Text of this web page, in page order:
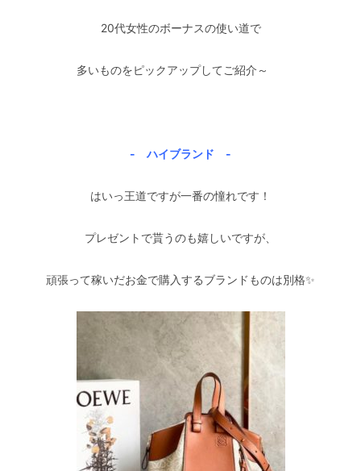
20代女性のボーナスの使い道で
多いものをピックアップしてご紹介～
- ハイブランド -
はいっ王道ですが一番の憧れです！
プレゼントで貰うのも嬉しいですが、
頑張って稼いだお金で購入するブランドものは別格✨